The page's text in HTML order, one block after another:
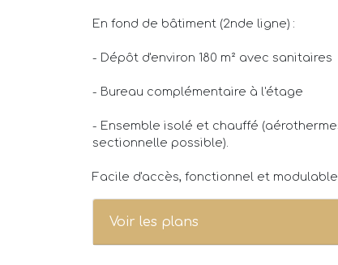
En fond de bâtiment (2nde ligne) :
- Dépôt d'environ 180 m² avec sanitaires
- Bureau complémentaire à l'étage
- Ensemble isolé et chauffé
sectionnelle possible).
Facile d'accès, fonctionnel et
Voir les plans